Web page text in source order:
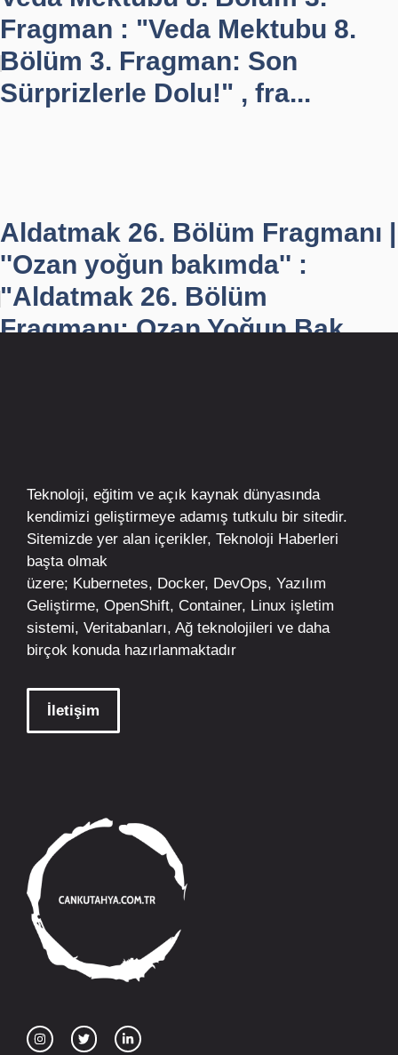
Fragman : "Veda Mektubu 8.
Bölüm 3. Fragman: Son
Sürprizlerle Dolu!" , fra...
Aldatmak 26. Bölüm Fragmanı |
''Ozan yoğun bakımda'' :
"Aldatmak 26. Bölüm
Fragmanı: Ozan Yoğun Bak...
Teknoloji, eğitim ve açık kaynak dünyasında
kendimizi geliştirmeye adamış tutkulu bir sitedir.
Sitemizde yer alan içerikler, Teknoloji Haberleri
başta olmak
üzere; Kubernetes, Docker, DevOps, Yazılım
Geliştirme, OpenShift, Container, Linux işletim
sistemi, Veritabanları, Ağ teknolojileri ve daha
birçok konuda hazırlanmaktadır
İletişim